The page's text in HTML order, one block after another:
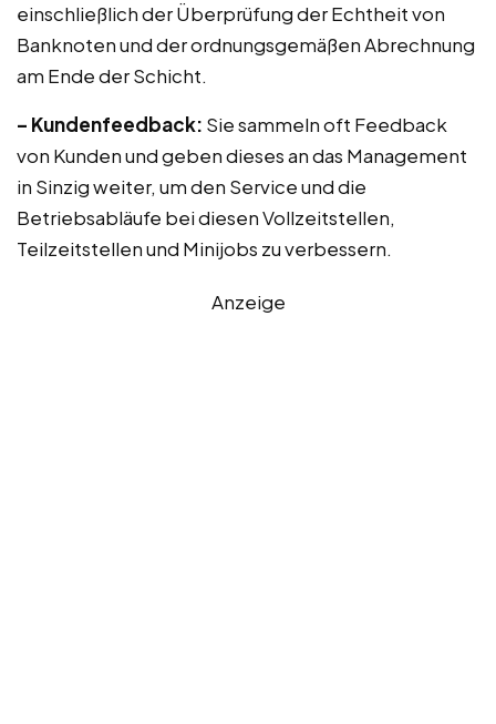
einschließlich der Überprüfung der Echtheit von
Banknoten und der ordnungsgemäßen Abrechnung
am Ende der Schicht.
– Kundenfeedback: Sie sammeln oft Feedback
von Kunden und geben dieses an das Management
in Sinzig weiter, um den Service und die
Betriebsabläufe bei diesen Vollzeitstellen,
Teilzeitstellen und Minijobs zu verbessern.
Anzeige